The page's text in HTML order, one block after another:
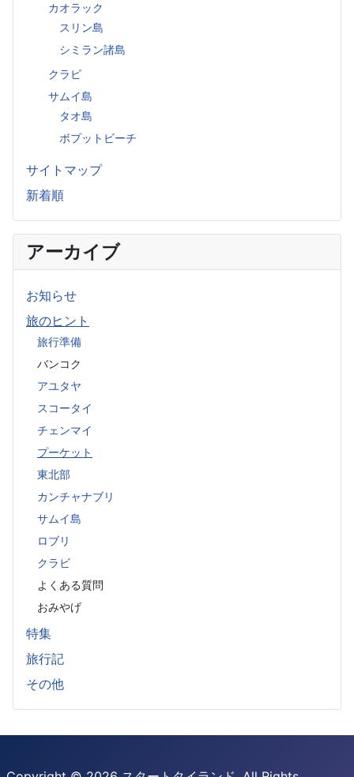
カオラック
スリン島
シミラン諸島
クラビ
サムイ島
タオ島
ボプットビーチ
サイトマップ
新着順
アーカイブ
お知らせ
旅のヒント
旅行準備
バンコク
アユタヤ
スコータイ
チェンマイ
プーケット
東北部
カンチャナブリ
サムイ島
ロブリ
クラビ
よくある質問
おみやげ
特集
旅行記
その他